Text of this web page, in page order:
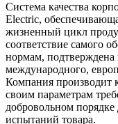
Cистема качества
Electric,
жизненный цикл
соответствие самого
нормам,
международного,
Компания производит
своим параметрам
добровольном порядке
испытаний товара.